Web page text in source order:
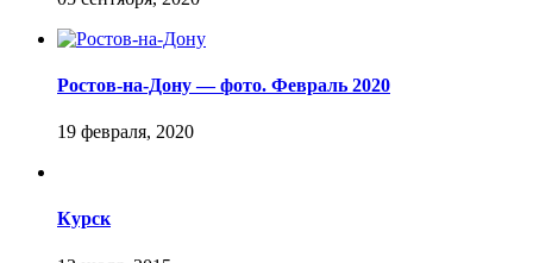
Ростов-на-Дону — фото. Февраль 2020
Курск